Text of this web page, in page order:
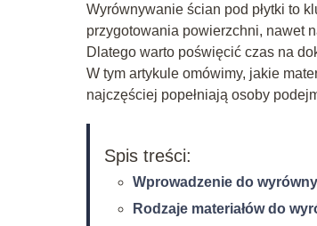
Wyrównywanie ścian pod płytki to
przygotowania powierzchni, nawet
Dlatego warto poświęcić czas na
W tym artykule omówimy, jakie
najczęściej popełniają osoby
Spis treści:
Wprowadzenie do
Rodzaje materiałów do